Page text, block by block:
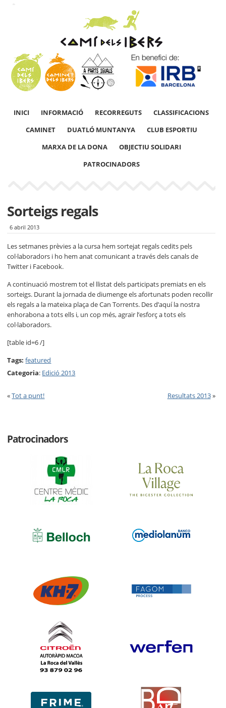
INICI INFORMACIÓ RECORREGUTS
CLASSIFICACIONS
CAMINET
DUATLÓ MUNTANYA
CLUB ESPORTIU
MARXA DE LA DONA
OBJECTIU SOLIDARI
PATROCINADORS
Sorteigs regals
6 abril 2013
Les setmanes prèvies a la cursa hem sortejat regals cedits pels
col·laboradors i ho hem anat comunicant a través dels canals de
Twitter i Facebook.
A continuació mostrem tot el llistat dels participats premiats en els
sorteigs. Durant la jornada de diumenge els afortunats poden recollir
els regals a la mateixa plaça de Can Torrents. Des d’aquí la nostra
enhorabona a tots ells i, un cop més, agraïr l’esforç a tots els
col·laboradors.
[table id=6 /]
Tags:featured
Categoria: Edició 2013
«Tot a punt! Resultats 2013»
Patrocinadors